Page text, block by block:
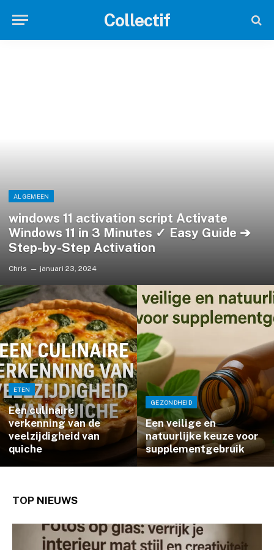
Collectif
ALGEMEEN
windows 11 activation script Activate
Windows 11 in 3 Minutes ✓ Easy Guide ➔
Step-by-Step Activation
Chris januari 23, 2024
ETEN
Een culinaire
verkenning van de
veelzijdigheid van
quiche
GEZONDHEID
Een veilige en
natuurlijke keuze voor
supplementgebruik
TOP NIEUWS